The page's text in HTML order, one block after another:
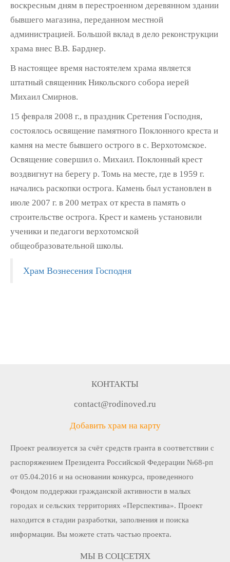
воскресным дням в перестроенном деревянном здании
бывшего магазина, переданном местной
администрацией. Большой вклад в дело реконструкции
храма внес В.В. Барднер.
В настоящее время настоятелем храма является
штатный священник Никольского собора иерей
Михаил Смирнов.
15 февраля 2008 г., в праздник Сретения Господня,
состоялось освящение памятного Поклонного креста и
камня на месте бывшего острого в с. Верхотомское.
Освящение совершил о. Михаил. Поклонный крест
воздвигнут на берегу р. Томь на месте, где в 1959 г.
начались раскопки острога. Камень был установлен в
июле 2007 г. в 200 метрах от креста в память о
строительстве острога. Крест и камень установили
ученики и педагоги верхотомской
общеобразовательной школы.
Храм Вознесения Господня
КОНТАКТЫ
contact@rodinoved.ru
Добавить храм на карту
Проект реализуется за счёт средств гранта в соответствии c
распоряжением Президента Российской Федерации №68-рп
от 05.04.2016 и на основании конкурса, проведенного
Фондом поддержки гражданской активности в малых
городах и сельских территориях «Перспектива». Проект
находится в стадии разработки, заполнения и поиска
информации. Вы можете стать частью проекта.
МЫ В СОЦСЕТЯХ